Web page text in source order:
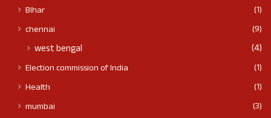
BIhar
(1)
chennai
(9)
west bengal (4)
Election commission of India
(1)
Health
(1)
mumbai
(3)